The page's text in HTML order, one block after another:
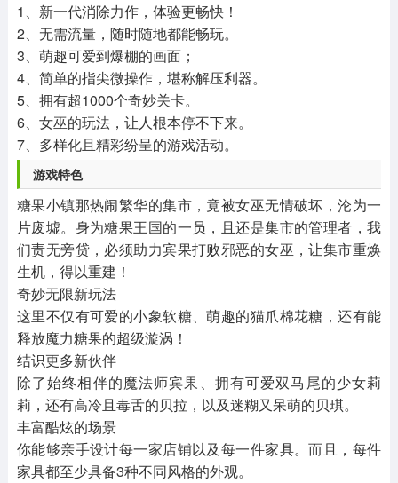
1、新一代消除力作，体验更畅快！
2、无需流量，随时随地都能畅玩。
3、萌趣可爱到爆棚的画面；
4、简单的指尖微操作，堪称解压利器。
5、拥有超1000个奇妙关卡。
6、女巫的玩法，让人根本停不下来。
7、多样化且精彩纷呈的游戏活动。
游戏特色
糖果小镇那热闹繁华的集市，竟被女巫无情破坏，沦为一
片废墟。身为糖果王国的一员，且还是集市的管理者，我
们责无旁贷，必须助力宾果打败邪恶的女巫，让集市重焕
生机，得以重建！
奇妙无限新玩法
这里不仅有可爱的小象软糖、萌趣的猫爪棉花糖，还有能
释放魔力糖果的超级漩涡！
结识更多新伙伴
除了始终相伴的魔法师宾果、拥有可爱双马尾的少女莉
莉，还有高冷且毒舌的贝拉，以及迷糊又呆萌的贝琪。
丰富酷炫的场景
你能够亲手设计每一家店铺以及每一件家具。而且，每件
家具都至少具备3种不同风格的外观。